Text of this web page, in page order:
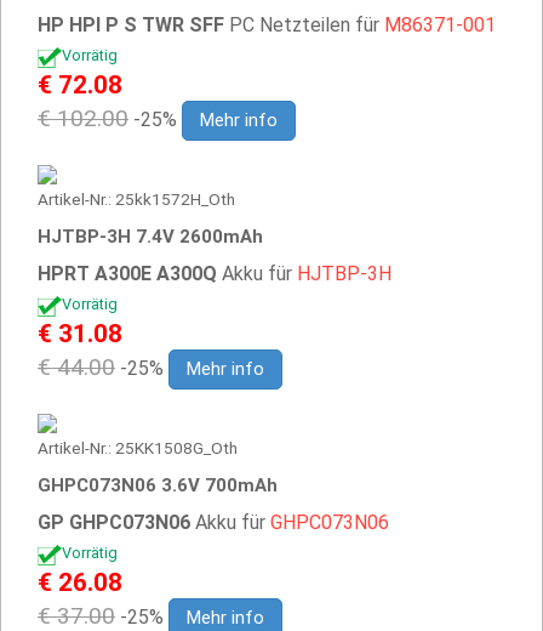
HP HPI P S TWR SFF PC Netzteilen für M86371-001
Vorrätig
€ 72.08
€ 102.00 -25% Mehr info
Artikel-Nr.: 25kk1572H_Oth
HJTBP-3H 7.4V 2600mAh
HPRT A300E A300Q Akku für HJTBP-3H
Vorrätig
€ 31.08
€ 44.00 -25% Mehr info
Artikel-Nr.: 25KK1508G_Oth
GHPC073N06 3.6V 700mAh
GP GHPC073N06 Akku für GHPC073N06
Vorrätig
€ 26.08
€ 37.00 -25% Mehr info